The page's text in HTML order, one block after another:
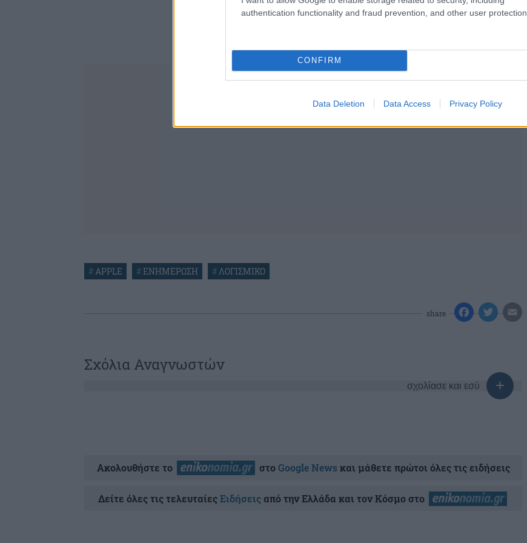
authentication functionality and fraud prevention, and other user protection.
CONFIRM
Data Deletion Data Access Privacy Policy
#APPLE #ΕΝΗΜΕΡΩΣΗ #ΛΟΓΙΣΜΙΚΟ
share
Σχόλια Αναγνωστών
σχολίασε και εσύ
Ακολουθήστε το στοGoogle Newsκαι μάθετε πρώτοι όλες τις ειδήσεις
Δείτε όλες τις τελευταίεςΕιδήσειςαπό την Ελλάδα και τον Κόσμο στο